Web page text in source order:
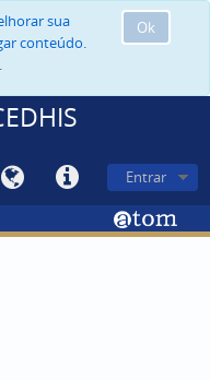
Ok
sua
conteúdo.
Entrar